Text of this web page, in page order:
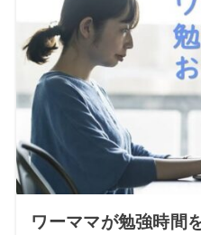
ワーママが勉強時間